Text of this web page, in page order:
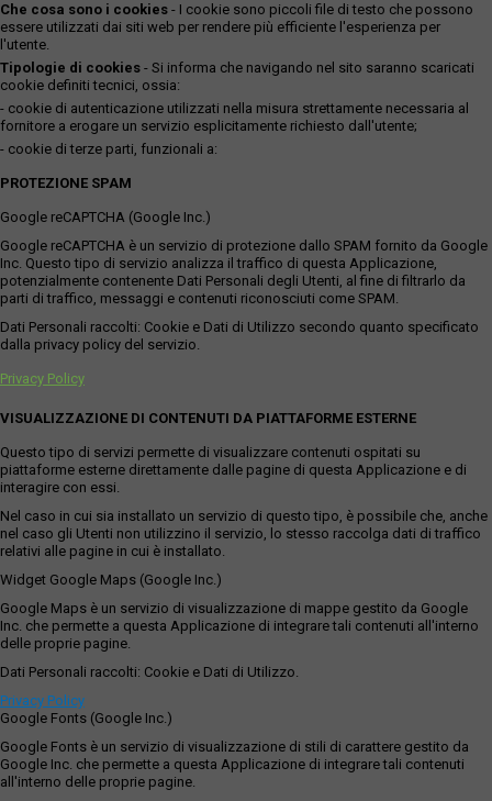
Che cosa sono i cookies - I cookie sono piccoli file di testo che possono
essere utilizzati dai siti web per rendere più efficiente l'esperienza per
l'utente.
Tipologie di cookies - Si informa che navigando nel sito saranno scaricati
cookie definiti tecnici, ossia:
- cookie di autenticazione utilizzati nella misura strettamente necessaria al
fornitore a erogare un servizio esplicitamente richiesto dall'utente;
- cookie di terze parti, funzionali a:
PROTEZIONE SPAM
Google reCAPTCHA (Google Inc.)
Google reCAPTCHA è un servizio di protezione dallo SPAM fornito da Google
Inc. Questo tipo di servizio analizza il traffico di questa Applicazione,
potenzialmente contenente Dati Personali degli Utenti, al fine di filtrarlo da
parti di traffico, messaggi e contenuti riconosciuti come SPAM.
Dati Personali raccolti: Cookie e Dati di Utilizzo secondo quanto specificato
dalla privacy policy del servizio.
Privacy Policy
VISUALIZZAZIONE DI CONTENUTI DA PIATTAFORME ESTERNE
Questo tipo di servizi permette di visualizzare contenuti ospitati su
piattaforme esterne direttamente dalle pagine di questa Applicazione e di
interagire con essi.
Nel caso in cui sia installato un servizio di questo tipo, è possibile che, anche
nel caso gli Utenti non utilizzino il servizio, lo stesso raccolga dati di traffico
relativi alle pagine in cui è installato.
Widget Google Maps (Google Inc.)
Google Maps è un servizio di visualizzazione di mappe gestito da Google
Inc. che permette a questa Applicazione di integrare tali contenuti all'interno
delle proprie pagine.
Dati Personali raccolti: Cookie e Dati di Utilizzo.
Privacy Policy
Google Fonts (Google Inc.)
Google Fonts è un servizio di visualizzazione di stili di carattere gestito da
Google Inc. che permette a questa Applicazione di integrare tali contenuti
all'interno delle proprie pagine.